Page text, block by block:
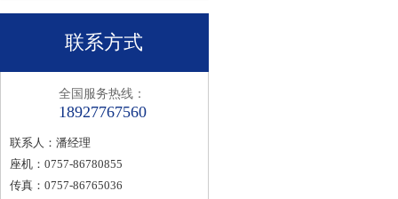
联系方式
全国服务热线：
18927767560
联系人：潘经理
座机：0757-86780855
传真：0757-86765036